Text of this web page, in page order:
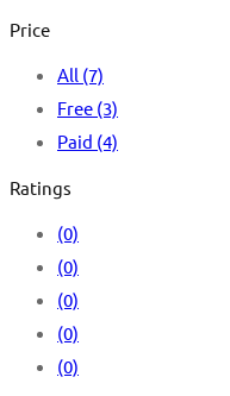
Price
All (7)
Free (3)
Paid (4)
Ratings
(0)
(0)
(0)
(0)
(0)